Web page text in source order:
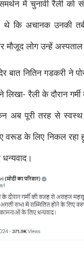
में चुनावी रैली को
थे कि अचानक उनकी
मौजूद लोग उन्हें
नितिन गडकरी ने
लिखा- रैली के दौरान
अब पूरी तरह से
वरूड के लिए निकल